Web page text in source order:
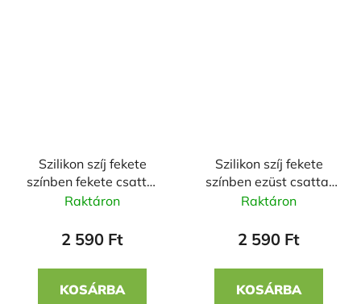
Szilikon szíj fekete
színben fekete csattal
20 mm
Raktáron
2 590 Ft
KOSÁRBA
Szilikon szíj fekete
színben ezüst csattal
20 mm
Raktáron
2 590 Ft
KOSÁRBA